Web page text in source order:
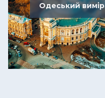
Одеський вимір